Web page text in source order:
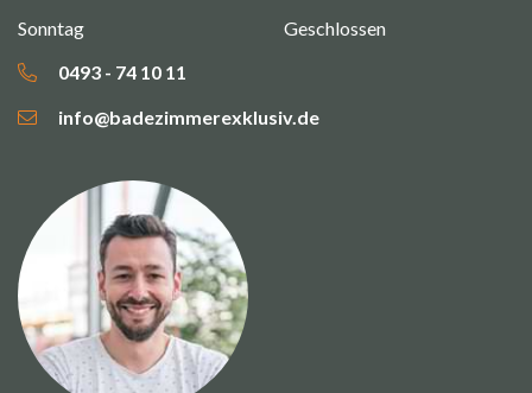
Sonntag
Geschlossen
0493 - 74 10 11
info@badezimmerexklusiv.de